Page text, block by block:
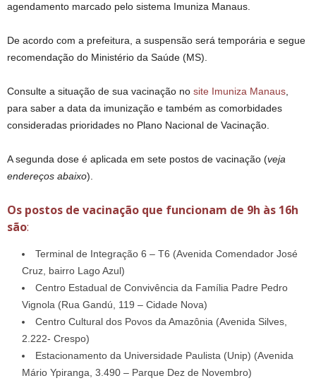
agendamento marcado pelo sistema Imuniza Manaus.
De acordo com a prefeitura, a suspensão será temporária e segue
recomendação do Ministério da Saúde (MS).
Consulte a situação de sua vacinação no site Imuniza Manaus,
para saber a data da imunização e também as comorbidades
consideradas prioridades no Plano Nacional de Vacinação.
A segunda dose é aplicada em sete postos de vacinação (veja
endereços abaixo).
Os postos de vacinação que funcionam de 9h às 16h
são:
Terminal de Integração 6 – T6 (Avenida Comendador José
Cruz, bairro Lago Azul)
Centro Estadual de Convivência da Família Padre Pedro
Vignola (Rua Gandú, 119 – Cidade Nova)
Centro Cultural dos Povos da Amazônia (Avenida Silves,
2.222- Crespo)
Estacionamento da Universidade Paulista (Unip) (Avenida
Mário Ypiranga, 3.490 – Parque Dez de Novembro)